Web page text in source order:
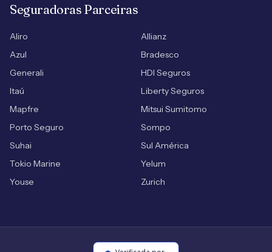
Seguradoras Parceiras
Aliro
Allianz
Azul
Bradesco
Generali
HDI Seguros
Itaú
Liberty Seguros
Mapfre
Mitsui Sumitomo
Porto Seguro
Sompo
Suhai
Sul América
Tokio Marine
Yelum
Youse
Zurich